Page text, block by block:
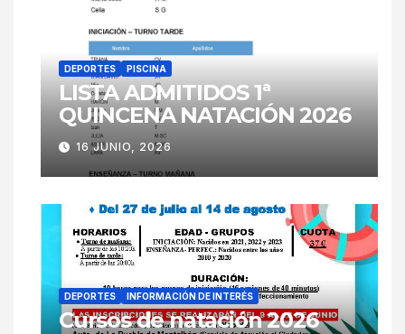
DEPORTES PISCINA
LISTA ADMITIDOS 1ª
QUINCENA NATACIÓN 2026
16 JUNIO, 2026
DEPORTES INFORMACIÓN DE INTERÉS
Cursos de natación 2026